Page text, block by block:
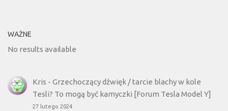
WAŻNE
No results available
Kris - Grzechoczący dźwięk / tarcie blachy w kole
Tesli? To mogą być kamyczki [Forum Tesla Model Y]
27 lutego 2024